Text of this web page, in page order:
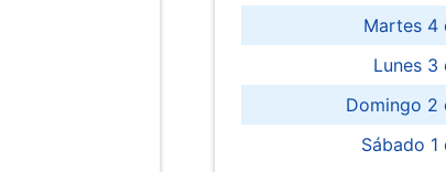
Martes 4
Lunes
Domingo 2
Sábado